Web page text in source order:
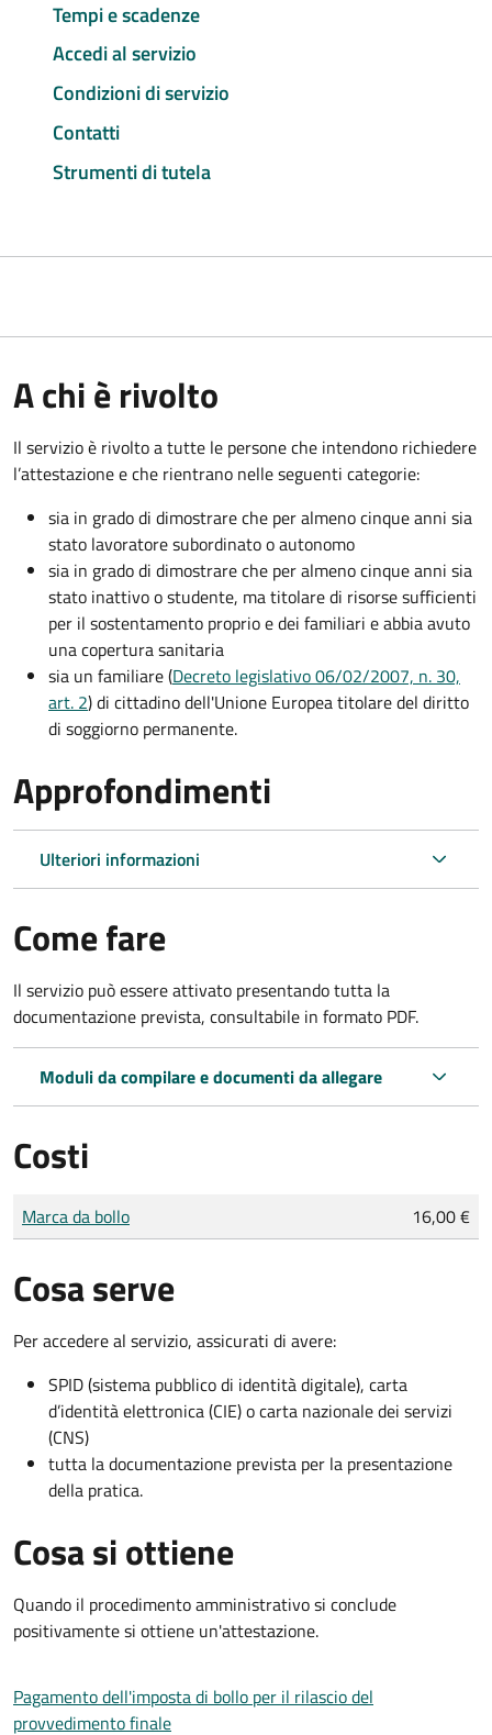
Tempi e scadenze
Accedi al servizio
Condizioni di servizio
Contatti
Strumenti di tutela
A chi è rivolto
Il servizio è rivolto a tutte le persone che intendono richiedere
l’attestazione e che rientrano nelle seguenti categorie:
sia in grado di dimostrare che per almeno cinque anni sia
stato lavoratore subordinato o autonomo
sia in grado di dimostrare che per almeno cinque anni sia
stato inattivo o studente, ma titolare di risorse sufficienti
per il sostentamento proprio e dei familiari e abbia avuto
una copertura sanitaria
sia un familiare (Decreto legislativo 06/02/2007, n. 30,
art. 2) di cittadino dell'Unione Europea titolare del diritto
di soggiorno permanente.
Approfondimenti
Ulteriori informazioni
Come fare
Il servizio può essere attivato presentando tutta la
documentazione prevista, consultabile in formato PDF.
Moduli da compilare e documenti da allegare
Costi
Tipo di pagamento
Importo
Marca da bollo 16,00 €
Cosa serve
Per accedere al servizio, assicurati di avere:
SPID (sistema pubblico di identità digitale), carta
d’identità elettronica (CIE) o carta nazionale dei servizi
(CNS)
tutta la documentazione prevista per la presentazione
della pratica.
Cosa si ottiene
Quando il procedimento amministrativo si conclude
positivamente si ottiene un'attestazione.
Pagamento dell'imposta di bollo per il rilascio del
provvedimento finale